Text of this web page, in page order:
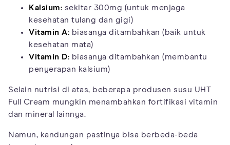
Kalsium: sekitar 300mg (untuk menjaga
kesehatan tulang dan gigi)
Vitamin A: biasanya ditambahkan (baik untuk
kesehatan mata)
Vitamin D: biasanya ditambahkan (membantu
penyerapan kalsium)
Selain nutrisi di atas, beberapa produsen susu UHT
Full Cream mungkin menambahkan fortifikasi vitamin
dan mineral lainnya.
Namun, kandungan pastinya bisa berbeda-beda